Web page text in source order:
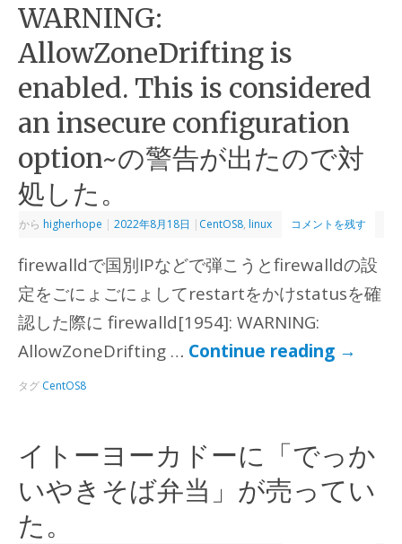
WARNING:
AllowZoneDrifting is
enabled. This is considered
an insecure configuration
option~の警告が出たので対
処した。
から higherhope | 2022年8月18日 | CentOS8, linux コメントを残す
firewalldで国別IPなどで弾こうとfirewalldの設
定をごにょごにょしてrestartをかけstatusを確
認した際に firewalld[1954]: WARNING:
AllowZoneDrifting … Continue reading →
タグ CentOS8
イトーヨーカドーに「でっか
いやきそば弁当」が売ってい
た。